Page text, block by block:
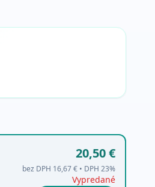
20,50 €
bez DPH 16,67 € • DPH 23%
Vypredané